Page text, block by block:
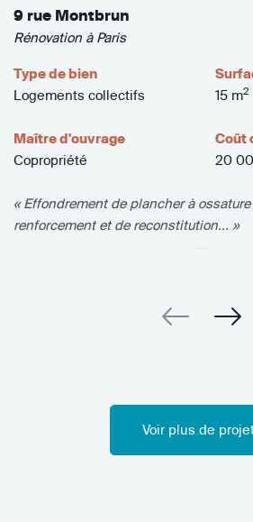
9 rue Montbrun
Rénovation à Paris
Type de bien
Logements collectifs
15 m2
Maître d'ouvrage
Copropriété
Coût
20
« Effondrement de plancher à
renforcement et de reconstitution... »
Voir plus de